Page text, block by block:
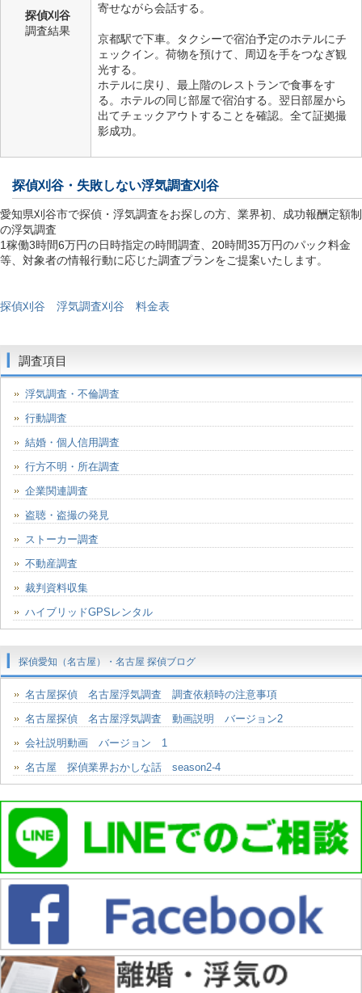
探偵刈谷
調査結果
寄せながら会話する。
京都駅で下車。タクシーで宿泊予定のホテルにチ
ェックイン。荷物を預けて、周辺を手をつなぎ観
光する。
ホテルに戻り、最上階のレストランで食事をす
る。ホテルの同じ部屋で宿泊する。翌日部屋から
出てチェックアウトすることを確認。全て証拠撮
影成功。
探偵刈谷 ・失敗しない浮気調査刈谷
愛知県刈谷市で探偵・浮気調査をお探しの方、業界初、成功報酬定額制
の浮気調査
1稼働3時間6万円の日時指定の時間調査、20時間35万円のパック料金
等、対象者の情報行動に応じた調査プランをご提案いたします。
探偵刈谷 浮気調査刈谷 料金表
調査項目
浮気調査・不倫調査
行動調査
結婚・個人信用調査
行方不明・所在調査
企業関連調査
盗聴・盗撮の発見
ストーカー調査
不動産調査
裁判資料収集
ハイブリッドGPSレンタル
探偵愛知（名古屋）・名古屋 探偵ブログ
名古屋探偵 名古屋浮気調査 調査依頼時の注意事項
名古屋探偵 名古屋浮気調査 動画説明 バージョン2
会社説明動画 バージョン 1
名古屋 探偵業界おかしな話 season2-4